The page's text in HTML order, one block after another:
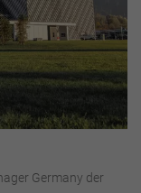
Germany der